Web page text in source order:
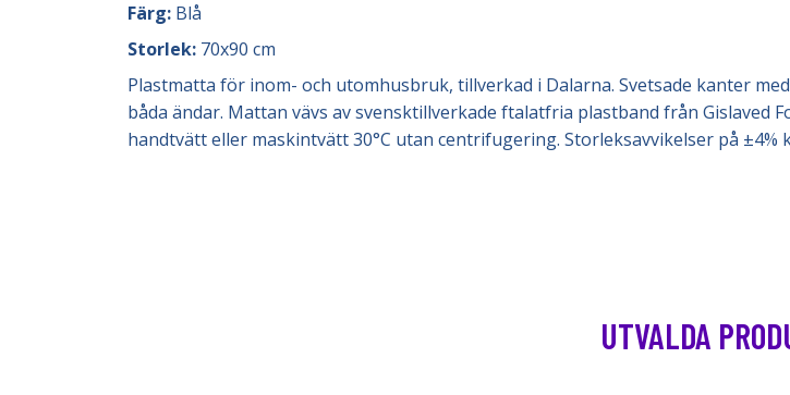
Färg: Blå
Storlek: 70x90 cm
Plastmatta för inom- och utomhusbruk, tillverkad i Dalarna. Svetsade kanter
båda ändar. Mattan vävs av svensktillverkade ftalatfria plastband från Gislaved
handtvätt eller maskintvätt 30°C utan centrifugering. Storleksavvikelser på ±4%
UTVALDA